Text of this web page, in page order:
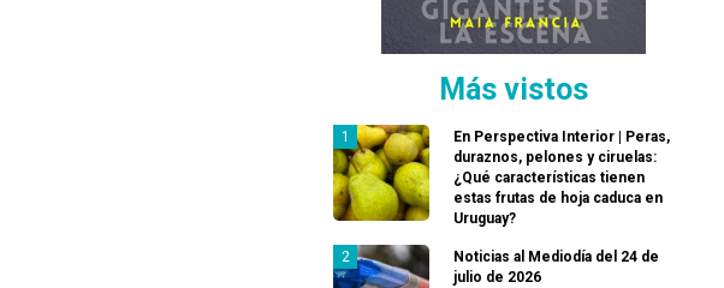
Más vistos
En Perspectiva Interior | Peras,
duraznos, pelones y ciruelas:
¿Qué características tienen
estas frutas de hoja caduca en
Uruguay?
Noticias al Mediodía del 24 de
julio de 2026